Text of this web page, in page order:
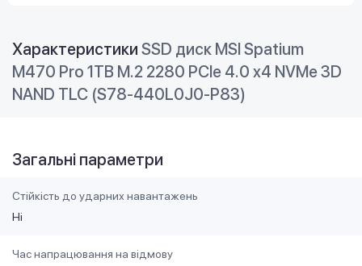
Характеристики SSD диск MSI Spatium
M470 Pro 1TB M.2 2280 PCIe 4.0 x4 NVMe 3D
NAND TLC (S78-440L0J0-P83)
Загальні параметри
Стійкість до ударних навантажень
Ні
Час напрацювання на відмову